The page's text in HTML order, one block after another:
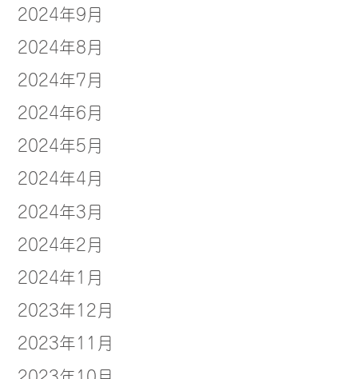
2024年9月
2024年8月
2024年7月
2024年6月
2024年5月
2024年4月
2024年3月
2024年2月
2024年1月
2023年12月
2023年11月